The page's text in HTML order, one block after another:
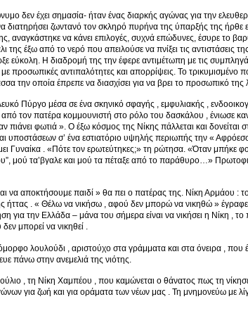
δεν έχει σημασία- ήταν ένας διαρκής αγώνας για την
διατηρήσει ζωντανό τον σκληρό πυρήνα της ύπαρξής της
αναγκάστηκε να κάνει επιλογές, συχνά επώδυνες, έσυρε το
της έξω από το νερό που απειλούσε να πνίξει τις αντιστάσεις
εύκολη. Η διαδρομή της την έφερε αντιμέτωπη με τις
με προσωπικές αντιπαλότητες και απορρίψεις. Το
την οποία έπρεπε να διασχίσει για να βρει το προσωπικό της
Πύργο μέσα σε ένα σκηνικό σφαγής , εμφυλιακής ,
τον πατέρα κομμουνιστή στο ρόλο του δασκάλου , ένιωσε
πιάνει φωτιά ». Ο έξω κόσμος της Νίκης πάλλεται και
υποστάσεων σ’ ένα εστιατόριο υψηλής περιωπής την «
Γυναίκα . «Πότε τον ερωτεύτηκες;» τη ρώτησα. «Όταν μπήκε
μού τα’βγαλε και μού τα πέταξε από το παράθυρο…»
να αποκτήσουμε παιδί » θα πει ο πατέρας της. Νίκη Αρμάου : το
ήττας . « Θέλω να νικήσω , αφού δεν μπορώ να νικηθώ »
για την Ελλάδα – μάνα του σήμερα είναι να νικήσει η Νίκη ,
δεν μπορεί να νικηθεί .
λουλούδι , αριστούχο στα γράμματα και στα όνειρα , που
πάνω στην ανεμελιά της νιότης.
, τη Νίκη Χαμπέου , που καμώνεται ο θάνατος πως τη
για ζωή και για οράματα των νέων μας . Τη μνημονεύω με